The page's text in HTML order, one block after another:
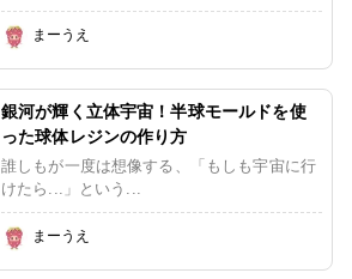
まーうえ
銀河が輝く立体宇宙！半球モールドを使
った球体レジンの作り方
誰しもが一度は想像する、「もしも宇宙に行
けたら...」という...
まーうえ